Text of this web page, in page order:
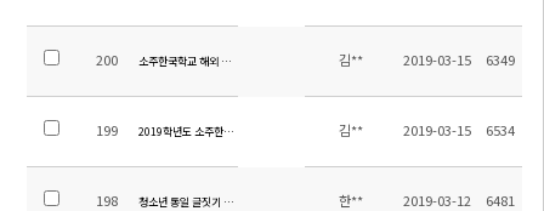
200 소주한국학교 해외 첫 독도중점학교 김** 2019-03-15 6349
199 2019학년도 소주한국학교 입학식 김** 2019-03-15 6534
198 청소년 통일 글짓기 대회 안내 한** 2019-03-12 6481